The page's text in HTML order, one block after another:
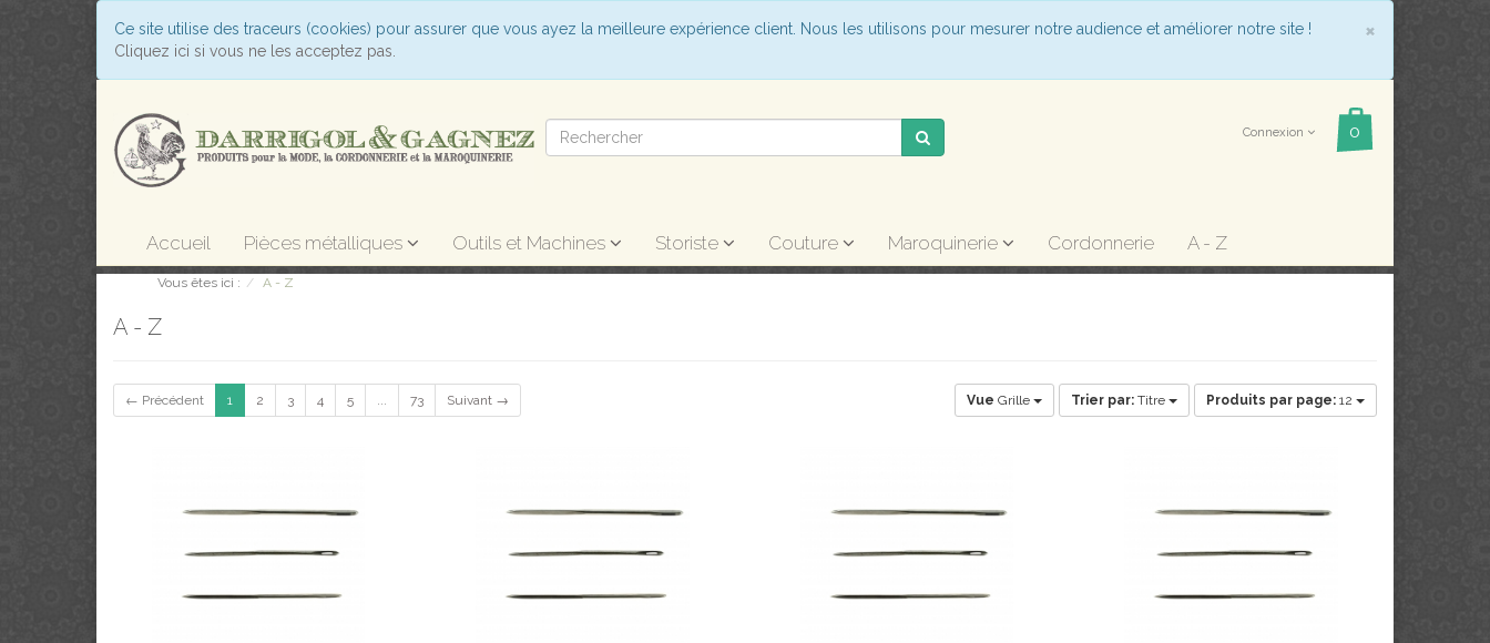
×
Ce site utilise des traceurs (cookies) pour assurer que vous ayez la meilleure expérience client. Nous les utilisons pour mesurer notre audience et améliorer notre site !
Cliquez ici si vous ne les acceptez pas.
Connexion
Accueil Pièces métalliques Outils et Machines Storiste Couture Maroquinerie Cordonnerie A - Z
Vous êtes ici : A - Z
A - Z
← Précédent 1 2 3 4 5 ... 73 Suivant → Vue Grille Trier par: Titre Produits par page: 12